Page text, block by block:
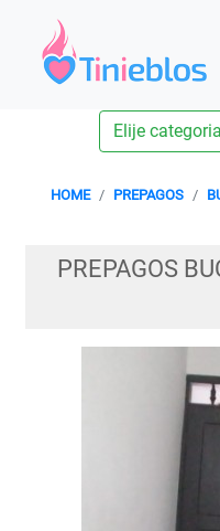
Elije categoria
HOME PREPAGOS
PREPAGOS